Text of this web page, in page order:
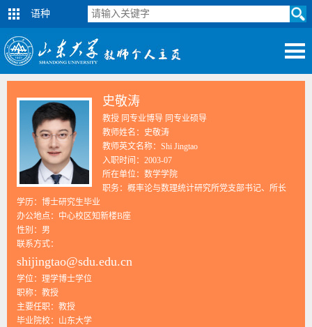
语种
史敬涛
教授 同专业博导 同专业硕导
教师姓名：史敬涛
教师英文名称：Shi Jingtao
入职时间：2003-07
所在单位：数学学院
职务：概率论与数理统计研究所党支部书记、所长
学历：博士研究生毕业
办公地点：中心校区知新楼B座
性别：男
联系方式：
shijingtao@sdu.edu.cn
学位：理学博士学位
职称：教授
主要任职：教授
毕业院校：山东大学